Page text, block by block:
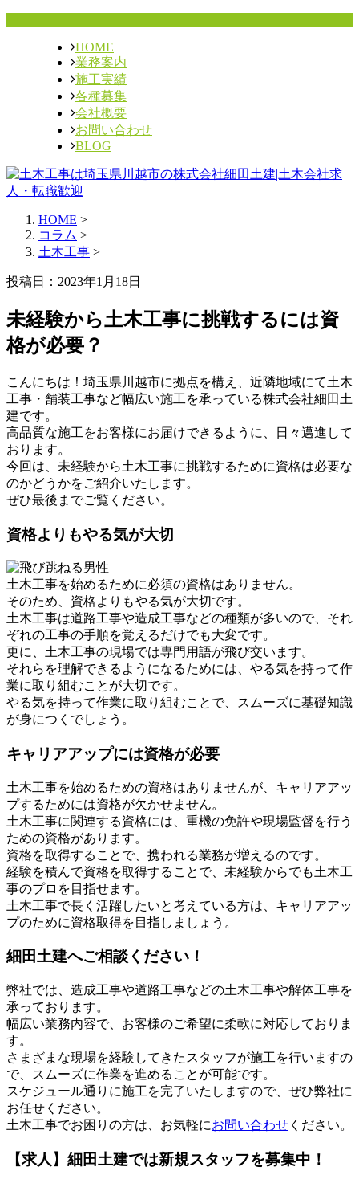
HOME
業務案内
施工実績
各種募集
会社概要
お問い合わせ
BLOG
HOME >
コラム >
土木工事 >
投稿日：2023年1月18日
未経験から土木工事に挑戦するには資
格が必要？
こんにちは！埼玉県川越市に拠点を構え、近隣地域にて土木
工事・舗装工事など幅広い施工を承っている株式会社細田土
建です。
高品質な施工をお客様にお届けできるように、日々邁進して
おります。
今回は、未経験から土木工事に挑戦するために資格は必要な
のかどうかをご紹介いたします。
ぜひ最後までご覧ください。
資格よりもやる気が大切
土木工事を始めるために必須の資格はありません。
そのため、資格よりもやる気が大切です。
土木工事は道路工事や造成工事などの種類が多いので、それ
ぞれの工事の手順を覚えるだけでも大変です。
更に、土木工事の現場では専門用語が飛び交います。
それらを理解できるようになるためには、やる気を持って作
業に取り組むことが大切です。
やる気を持って作業に取り組むことで、スムーズに基礎知識
が身につくでしょう。
キャリアアップには資格が必要
土木工事を始めるための資格はありませんが、キャリアアッ
プするためには資格が欠かせません。
土木工事に関連する資格には、重機の免許や現場監督を行う
ための資格があります。
資格を取得することで、携われる業務が増えるのです。
経験を積んで資格を取得することで、未経験からでも土木工
事のプロを目指せます。
土木工事で長く活躍したいと考えている方は、キャリアアッ
プのために資格取得を目指しましょう。
細田土建へご相談ください！
弊社では、造成工事や道路工事などの土木工事や解体工事を
承っております。
幅広い業務内容で、お客様のご希望に柔軟に対応しておりま
す。
さまざまな現場を経験してきたスタッフが施工を行いますの
で、スムーズに作業を進めることが可能です。
スケジュール通りに施工を完了いたしますので、ぜひ弊社に
お任せください。
土木工事でお困りの方は、お気軽にお問い合わせ ください。
【求人】細田土建では新規スタッフを募集中！